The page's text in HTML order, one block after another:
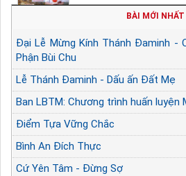
BÀI MỚI NHẤT
Đại Lễ Mừng Kính Thánh Đaminh -
Phận Bùi Chu
Lễ Thánh Đaminh - Dấu ấn Đất Mẹ
Ban LBTM: Chương trình huấn
Điểm Tựa Vững Chắc
Bình An Đích Thực
Cứ Yên Tâm - Đừng Sợ